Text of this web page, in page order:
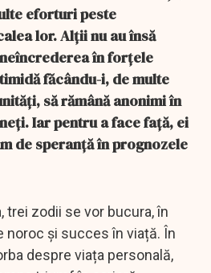
eforturi peste
lor. Alții nu au însă
în forțele
făcându-i, de multe
să rămână anonimi în
Iar pentru a face față, ei
de speranță în prognozele
trei zodii se vor bucura, în
noroc și succes în viață. În
despre viața personală,